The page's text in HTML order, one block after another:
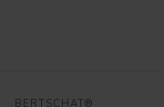
BERTSCHAT®